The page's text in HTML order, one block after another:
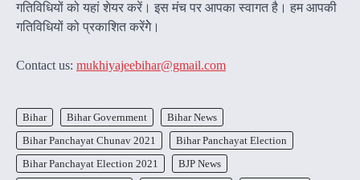
गतिविधियों को यहां शेयर करें। इस मंच पर आपका स्वागत है। हम आपकी
गतिविधियों को प्रकाशित करेंगेे।
Contact us: mukhiyajeebihar@gmail.com
Bihar Bihar Government
Bihar News
Bihar Panchayat Chunav 2021
Bihar Panchayat Election
Bihar Panchayat Election 2021
BJP News